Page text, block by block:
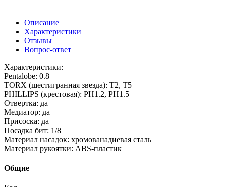
Описание
Характеристики
Отзывы
Вопрос-ответ
Характеристики:
Pentalobe: 0.8
TORX (шестигранная звезда): T2, T5
PHILLIPS (крестовая): PH1.2, PH1.5
Отвертка: да
Медиатор: да
Присоска: да
Посадка бит: 1/8
Материал насадок: хромованадиевая сталь
Материал рукоятки: ABS-пластик
Общие